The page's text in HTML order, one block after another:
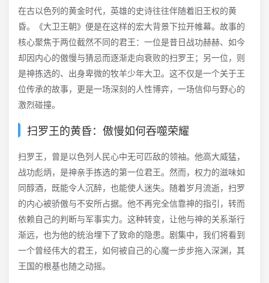
在古以色列的黄金时代，英雄的史诗往往伴随着旧王权的黄
昏。《大卫王朝》便是在这样的宏大背景下拉开帷幕。故事的
核心聚焦于两位截然不同的君王：一位是昔日战功赫赫、如今
却因内心的傲慢与猜忌而逐渐走向衰败的扫罗王；另一位，则
是神拣选的、出身卑微的牧羊少年大卫。这不仅是一个关于王
位传承的故事，更是一场深刻的人性博弈，一场信仰与野心的
激烈碰撞。
扫罗王的黄昏：傲慢如何吞噬荣耀
扫罗王，曾是以色列人民心中无可匹敌的领袖。他高大威猛，
战功彪炳，是神亲手拣选的第一位君王。然而，权力的滋味如
同醇酒，既能令人沉醉，也能使人迷失。随着岁月流逝，扫罗
的内心被骄傲与不安所占据。他不再完全信靠神的指引，转而
依赖自己的判断与军事实力。这种转变，让他与神的关系渐行
渐远，也为他的统治埋下了致命的隐患。剧集中，我们将看到
一个曾经伟大的君王，如何被自己的心魔一步步拖入深渊，其
王国的根基也随之动摇。